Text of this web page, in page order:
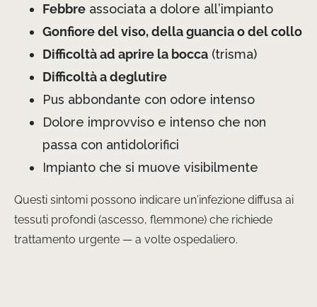
Febbre associata a dolore all’impianto
Gonfiore del viso, della guancia o del collo
Difficoltà ad aprire la bocca (trisma)
Difficoltà a deglutire
Pus abbondante con odore intenso
Dolore improvviso e intenso che non
passa con antidolorifici
Impianto che si muove visibilmente
Questi sintomi possono indicare un’infezione diffusa ai
tessuti profondi (ascesso, flemmone) che richiede
trattamento urgente — a volte ospedaliero.